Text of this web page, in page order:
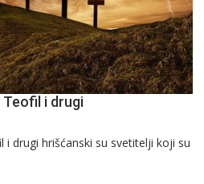
i drugi
drugi hrišćanski su svetitelji koji su